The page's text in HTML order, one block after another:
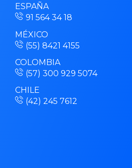
ESPAÑA
91 564 34 18
MÉXICO
(55) 8421 4155
COLOMBIA
(57) 300 929 5074
CHILE
(42) 245 7612